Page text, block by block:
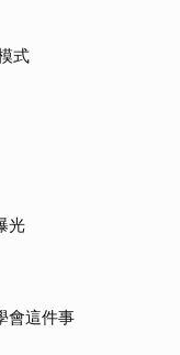
式
光
會這件事